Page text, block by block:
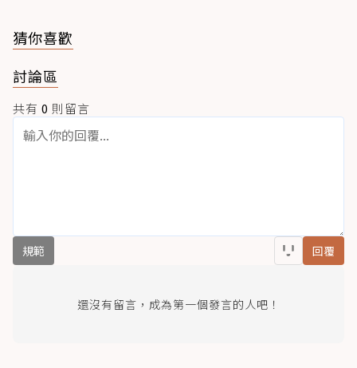
猜你喜歡
討論區
共有 0 則留言
規範 回覆
還沒有留言，成為第一個發言的人吧！